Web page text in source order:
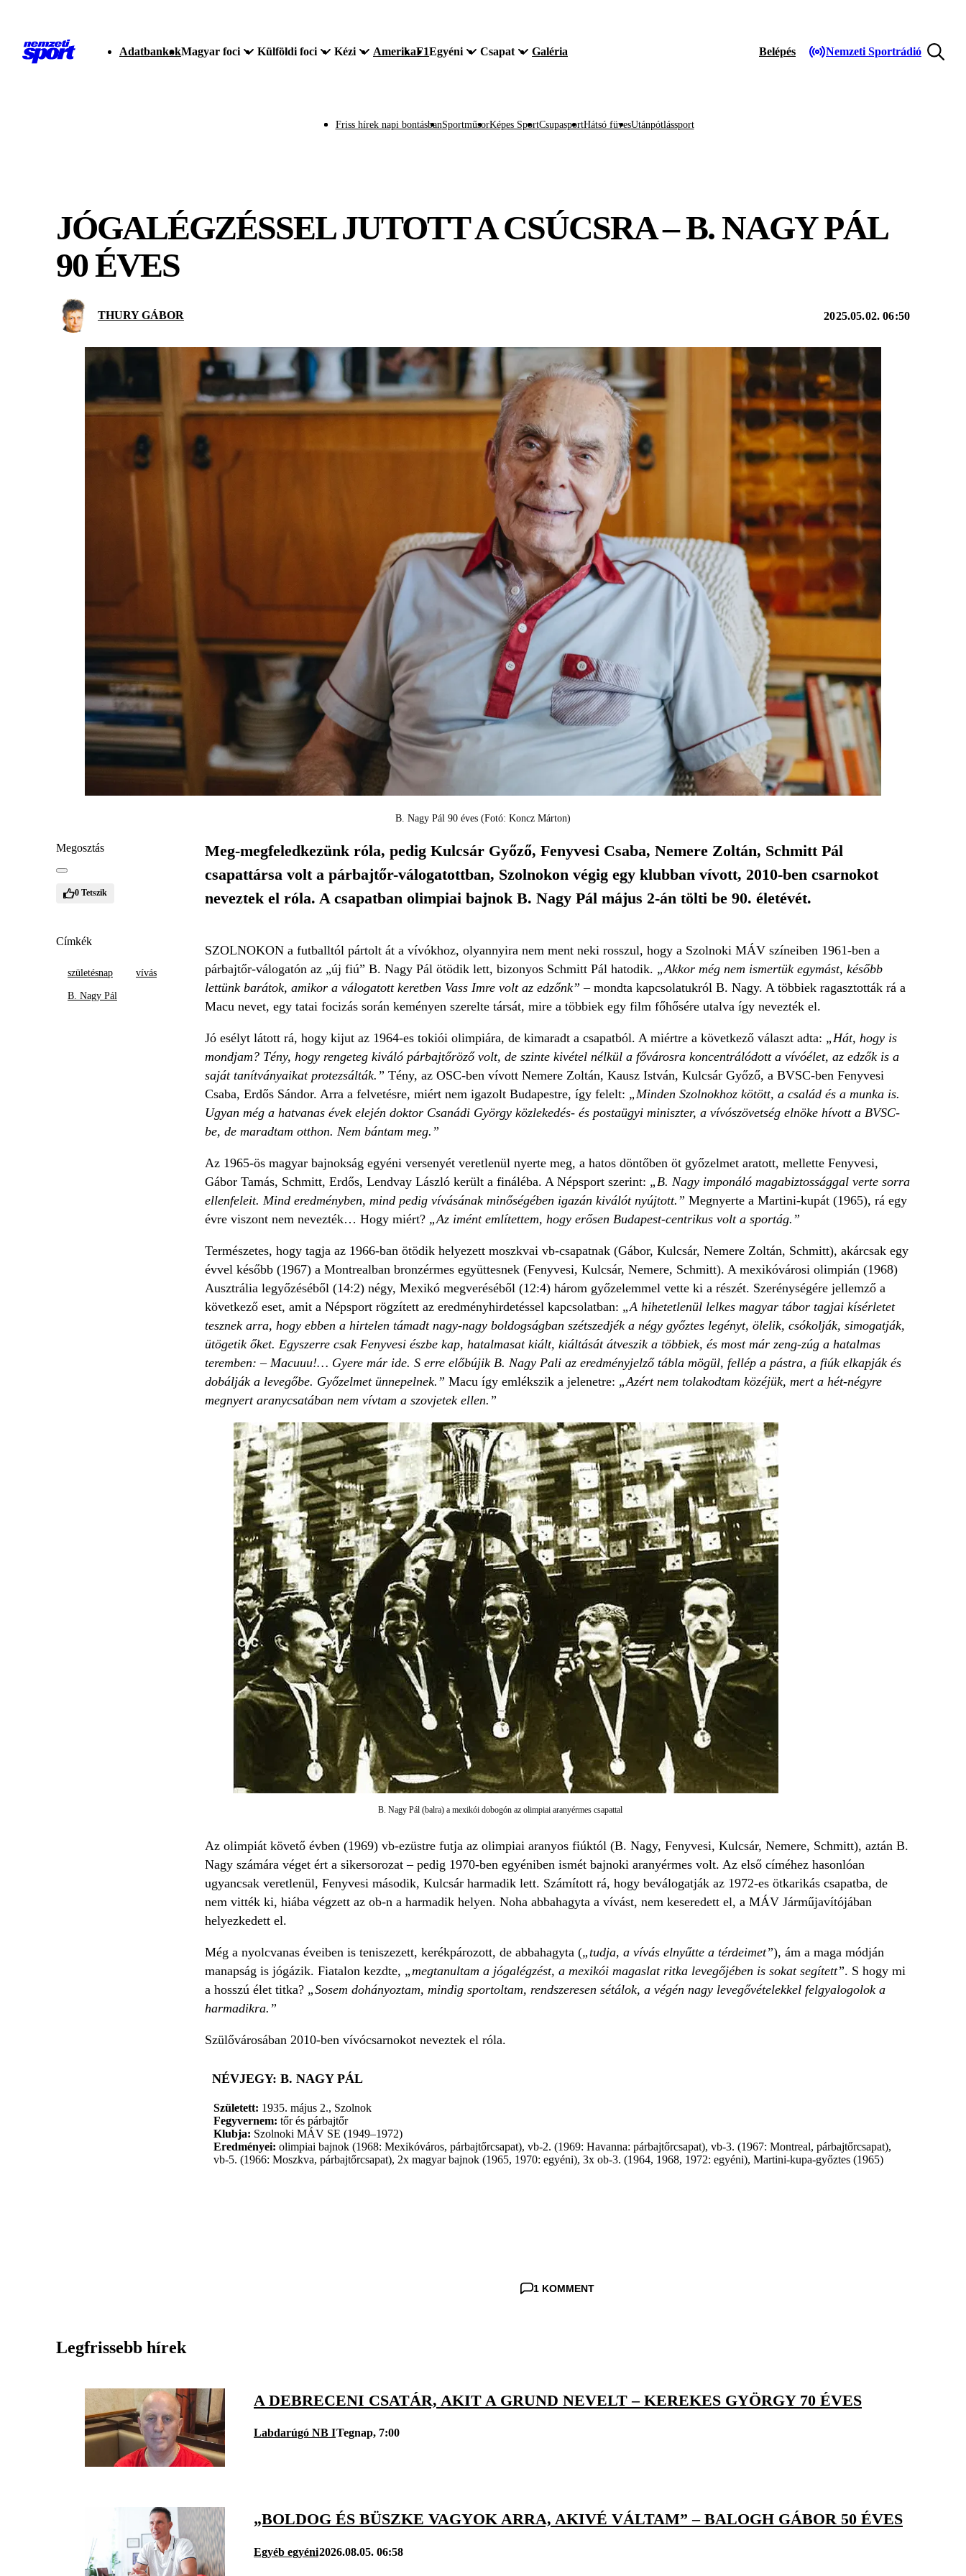
AdatbankokMagyar foci Külföldi foci Kézi AmerikaF1Egyéni Csapat Galéria Belépés Nemzeti Sportrádió
Friss hírek napi bontásbanSportműsorKépes SportCsupasportHátsó füvesUtánpótlássport
JÓGALÉGZÉSSEL JUTOTT A CSÚCSRA – B. NAGY PÁL
90 ÉVES
THURY GÁBOR 2025.05.02. 06:50
B. Nagy Pál 90 éves (Fotó: Koncz Márton)
Megosztás
0 Tetszik
Címkék
születésnap vívás
B. Nagy Pál
Meg-megfeledkezünk róla, pedig Kulcsár Győző, Fenyvesi Csaba, Nemere Zoltán, Schmitt Pál
csapattársa volt a párbajtőr-válogatottban, Szolnokon végig egy klubban vívott, 2010-ben csarnokot
neveztek el róla. A csapatban olimpiai bajnok B. Nagy Pál május 2-án tölti be 90. életévét.
SZOLNOKON a futballtól pártolt át a vívókhoz, olyannyira nem ment neki rosszul, hogy a Szolnoki MÁV színeiben 1961-ben a
párbajtőr-válogatón az „új fiú” B. Nagy Pál ötödik lett, bizonyos Schmitt Pál hatodik. „Akkor még nem ismertük egymást, később
lettünk barátok, amikor a válogatott keretben Vass Imre volt az edzőnk” – mondta kapcsolatukról B. Nagy. A többiek ragasztották rá a
Macu nevet, egy tatai focizás során keményen szerelte társát, mire a többiek egy film főhősére utalva így nevezték el.
Jó esélyt látott rá, hogy kijut az 1964-es tokiói olimpiára, de kimaradt a csapatból. A miértre a következő választ adta: „Hát, hogy is
mondjam? Tény, hogy rengeteg kiváló párbajtőröző volt, de szinte kivétel nélkül a fővárosra koncentrálódott a vívóélet, az edzők is a
saját tanítványaikat protezsálták.” Tény, az OSC-ben vívott Nemere Zoltán, Kausz István, Kulcsár Győző, a BVSC-ben Fenyvesi
Csaba, Erdős Sándor. Arra a felvetésre, miért nem igazolt Budapestre, így felelt: „Minden Szolnokhoz kötött, a család és a munka is.
Ugyan még a hatvanas évek elején doktor Csanádi György közlekedés- és postaügyi miniszter, a vívószövetség elnöke hívott a BVSC-
be, de maradtam otthon. Nem bántam meg.”
Az 1965-ös magyar bajnokság egyéni versenyét veretlenül nyerte meg, a hatos döntőben öt győzelmet aratott, mellette Fenyvesi,
Gábor Tamás, Schmitt, Erdős, Lendvay László került a fináléba. A Népsport szerint: „B. Nagy imponáló magabiztossággal verte sorra
ellenfeleit. Mind eredményben, mind pedig vívásának minőségében igazán kiválót nyújtott.” Megnyerte a Martini-kupát (1965), rá egy
évre viszont nem nevezték… Hogy miért? „Az imént említettem, hogy erősen Budapest-centrikus volt a sportág.”
Természetes, hogy tagja az 1966-ban ötödik helyezett moszkvai vb-csapatnak (Gábor, Kulcsár, Nemere Zoltán, Schmitt), akárcsak egy
évvel később (1967) a Montrealban bronzérmes együttesnek (Fenyvesi, Kulcsár, Nemere, Schmitt). A mexikóvárosi olimpián (1968)
Ausztrália legyőzéséből (14:2) négy, Mexikó megveréséből (12:4) három győzelemmel vette ki a részét. Szerénységére jellemző a
következő eset, amit a Népsport rögzített az eredményhirdetéssel kapcsolatban: „A hihetetlenül lelkes magyar tábor tagjai kísérletet
tesznek arra, hogy ebben a hirtelen támadt nagy-nagy boldogságban szétszedjék a négy győztes legényt, ölelik, csókolják, simogatják,
ütögetik őket. Egyszerre csak Fenyvesi észbe kap, hatalmasat kiált, kiáltását átveszik a többiek, és most már zeng-zúg a hatalmas
teremben: – Macuuu!… Gyere már ide. S erre előbújik B. Nagy Pali az eredményjelző tábla mögül, fellép a pástra, a fiúk elkapják és
dobálják a levegőbe. Győzelmet ünnepelnek.” Macu így emlékszik a jelenetre: „Azért nem tolakodtam közéjük, mert a hét-négyre
megnyert aranycsatában nem vívtam a szovjetek ellen.”
B. Nagy Pál (balra) a mexikói dobogón az olimpiai aranyérmes csapattal
Az olimpiát követő évben (1969) vb-ezüstre futja az olimpiai aranyos fiúktól (B. Nagy, Fenyvesi, Kulcsár, Nemere, Schmitt), aztán B.
Nagy számára véget ért a sikersorozat – pedig 1970-ben egyéniben ismét bajnoki aranyérmes volt. Az első címéhez hasonlóan
ugyancsak veretlenül, Fenyvesi második, Kulcsár harmadik lett. Számított rá, hogy beválogatják az 1972-es ötkarikás csapatba, de
nem vitték ki, hiába végzett az ob-n a harmadik helyen. Noha abbahagyta a vívást, nem keseredett el, a MÁV Járműjavítójában
helyezkedett el.
Még a nyolcvanas éveiben is teniszezett, kerékpározott, de abbahagyta („tudja, a vívás elnyűtte a térdeimet”), ám a maga módján
manapság is jógázik. Fiatalon kezdte, „megtanultam a jógalégzést, a mexikói magaslat ritka levegőjében is sokat segített”. S hogy mi
a hosszú élet titka? „Sosem dohányoztam, mindig sportoltam, rendszeresen sétálok, a végén nagy levegővételekkel felgyalogolok a
harmadikra.”
Szülővárosában 2010-ben vívócsarnokot neveztek el róla.
Született: 1935. május 2., Szolnok
Fegyvernem: tőr és párbajtőr
Klubja: Szolnoki MÁV SE (1949–1972)
Eredményei: olimpiai bajnok (1968: Mexikóváros, párbajtőrcsapat), vb-2. (1969: Havanna: párbajtőrcsapat), vb-3. (1967: Montreal, párbajtőrcsapat),
vb-5. (1966: Moszkva, párbajtőrcsapat), 2x magyar bajnok (1965, 1970: egyéni), 3x ob-3. (1964, 1968, 1972: egyéni), Martini-kupa-győztes (1965)
NÉVJEGY: B. NAGY PÁL
1 KOMMENT
Legfrissebb hírek
A DEBRECENI CSATÁR, AKIT A GRUND NEVELT – KEREKES GYÖRGY 70 ÉVES
Labdarúgó NB ITegnap, 7:00
„BOLDOG ÉS BÜSZKE VAGYOK ARRA, AKIVÉ VÁLTAM” – BALOGH GÁBOR 50 ÉVES
Egyéb egyéni2026.08.05. 06:58